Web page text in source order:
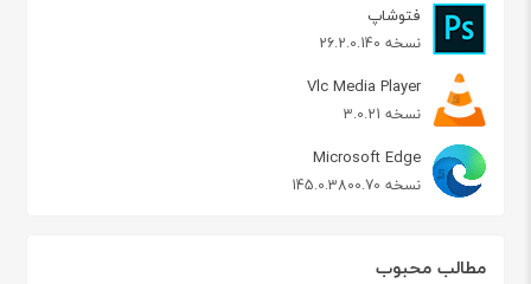
فتوشاپ
نسخه 26.2.0.140
Vlc Media Player
نسخه 3.0.21
Microsoft Edge
نسخه 145.0.3800.70
مطالب محبوب